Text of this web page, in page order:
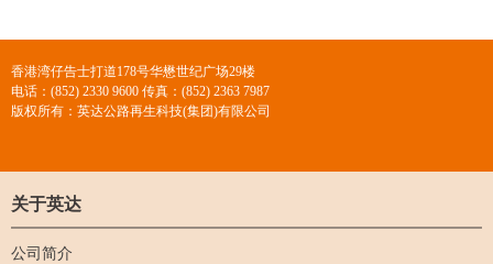
香港湾仔告士打道178号华懋世纪广场29楼
电话：(852) 2330 9600 传真：(852) 2363 7987
版权所有：英达公路再生科技(集团)有限公司
关于英达
公司简介